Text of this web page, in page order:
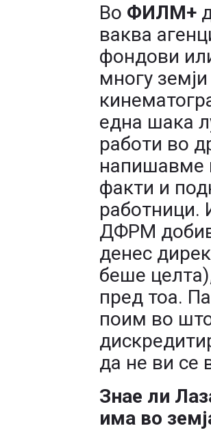
Во ФИЛМ+
ваква
фондови
многу
една шака
работи во
напишавме
факти и
работници.
ДФРМ
денес
беше
пред тоа.
поим во
да не ви се
Знае ли
има во